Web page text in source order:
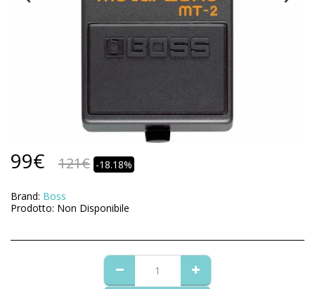
99€ 121€ -18.18%
Brand: Boss
Prodotto: Non Disponibile